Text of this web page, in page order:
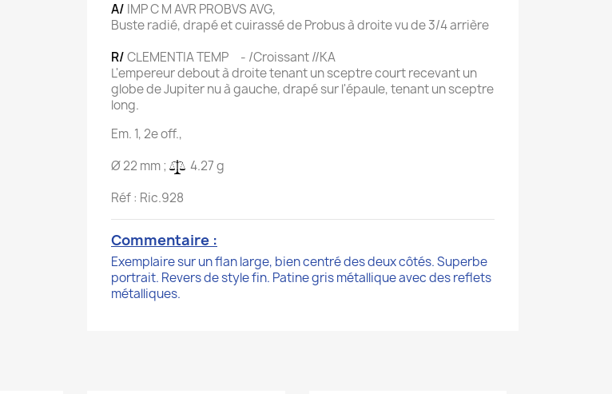
A/ IMP C M AVR PROBVS AVG,
Buste radié, drapé et cuirassé de Probus à droite vu de 3/4 arrière
R/CLEMENTIA TEMP - /Croissant //KA
L'empereur debout à droite tenant un sceptre court recevant un
globe de Jupiter nu à gauche, drapé sur l'épaule, tenant un sceptre
long.
Em. 1, 2e off.,
Ø 22 mm ;
4.27 g
Réf : Ric.928
Commentaire :
Exemplaire sur un flan large, bien centré des deux côtés. Superbe
portrait. Revers de style fin. Patine gris métallique avec des reflets
métalliques.